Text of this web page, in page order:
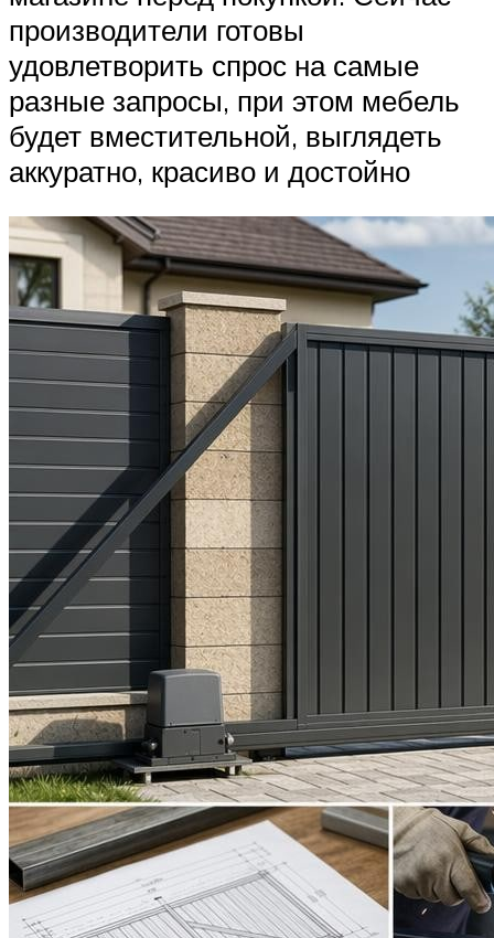
производители готовы
удовлетворить спрос на самые
разные запросы, при этом мебель
будет вместительной, выглядеть
аккуратно, красиво и достойно